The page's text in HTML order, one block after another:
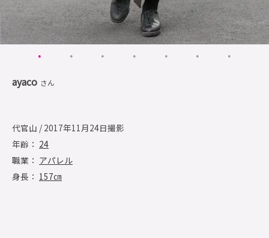
ayaco さん
代官山 / 2017年11月24日撮影
年齢： 24
職業： アパレル
身長： 157㎝